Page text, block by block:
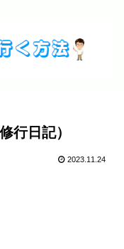
行日記）
2023.11.24